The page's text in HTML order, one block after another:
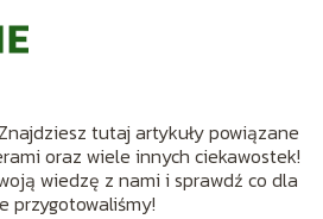
tutaj artykuły powiązane
oraz wiele innych ciekawostek!
wiedzę z nami i sprawdź co dla
przygotowaliśmy!